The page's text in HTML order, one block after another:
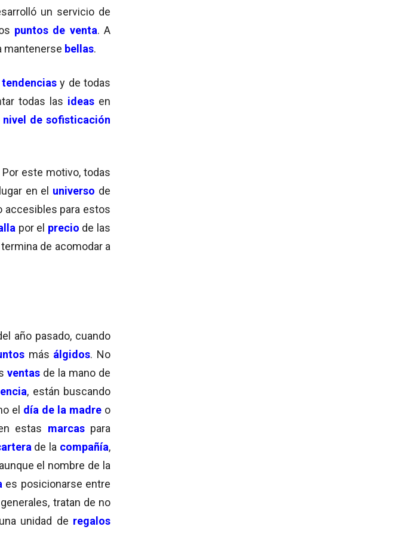
un servicio de
puntos de venta. A
mantenerse bellas.
y de todas
todas las ideas en
nivel de sofisticación
Por este motivo, todas
en el universo de
accesibles para estos
por el precio de las
de acomodar a
año pasado, cuando
más álgidos. No
ventas de la mano de
, están buscando
el día de la madre o
estas marcaspara
de la compañía,
el nombre de la
es posicionarse entre
tratan de no
unidad de regalos